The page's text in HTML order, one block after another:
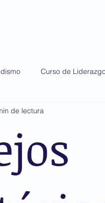
Curso de
de lectura